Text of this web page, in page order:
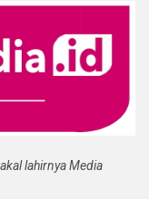
lahirnya Media